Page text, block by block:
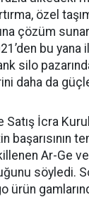
özel
çözüm
bu yana
silo
daha da
Satış İcra
başarısının
Ar-Ge
söy­ledi.
ürün